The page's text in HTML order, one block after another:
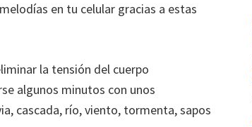
en tu celular gracias a estas
la tensión del cuerpo
algunos minutos con unos
cascada, río, viento, tormenta, sapos